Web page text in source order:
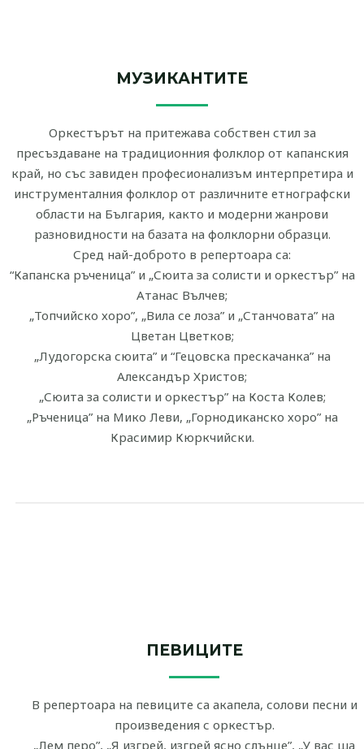
МУЗИКАНТИТЕ
Оркестърът на притежава собствен стил за
пресъздаване на традиционния фолклор от капанския
край, но със завиден професионализъм интерпретира и
инструменталния фолклор от различните етнографски
области на България, както и модерни жанрови
разновидности на базата на фолклорни образци.
Сред най-доброто в репертоара са:
“Капанска ръченица” и „Сюита за солисти и оркестър” на
Атанас Вълчев;
„Топчийско хоро”, „Вила се лоза” и „Станчовата” на
Цветан Цветков;
„Лудогорска сюита” и “Гецовска прескачанка” на
Александър Христов;
„Сюита за солисти и оркестър” на Коста Колев;
„Ръченица” на Мико Леви, „Горнодиканско хоро” на
Красимир Кюркчийски.
ПЕВИЦИТЕ
В репертоара на певиците са акапела, солови песни и
произведения с оркестър.
„Лем перо”, „Я изгрей, изгрей ясно слънце”, „У вас ша